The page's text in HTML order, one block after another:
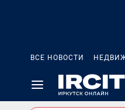
ВСЕ НОВОСТИ